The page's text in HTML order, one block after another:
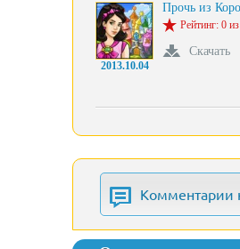
2013.10.04
Прочь из
Рейтинг: 0
Скачать
Комментарии